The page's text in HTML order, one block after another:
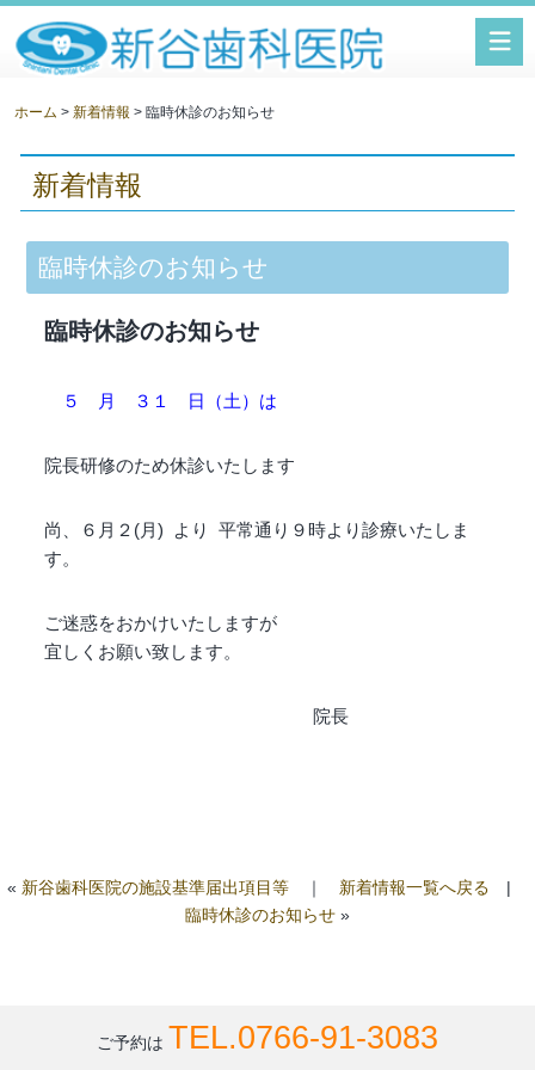
ホーム >新着情報 > 臨時休診のお知らせ
新着情報
臨時休診のお知らせ
臨時休診のお知らせ
５ 月 ３１ 日（土）は
院長研修のため休診いたします
尚、６月２(月) より 平常通り９時より診療いたしま
す。
ご迷惑をおかけいたしますが
宜しくお願い致します。
院長
« 新谷歯科医院の施設基準届出項目等｜ 新着情報一覧へ戻る |
臨時休診のお知らせ»
ご予約は TEL.0766-91-3083